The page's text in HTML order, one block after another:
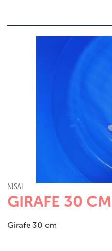
NISAI
GIRAFE 30 CM
Girafe 30 cm